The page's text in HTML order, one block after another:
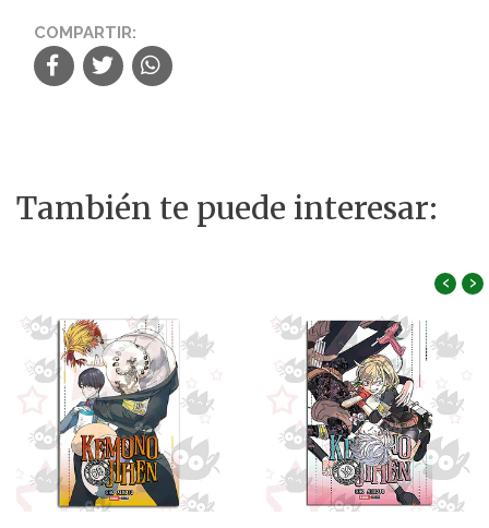
COMPARTIR:
También te puede interesar:
‹ ›